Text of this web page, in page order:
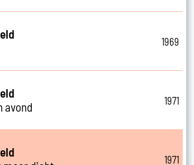
1969
avond
1971
1971